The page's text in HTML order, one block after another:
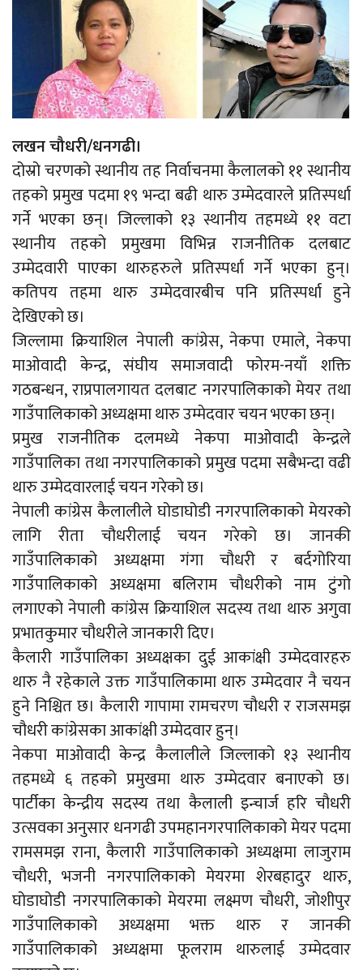
लखन चौधरी/धनगढी।
दोस्रो चरणको स्थानीय तह निर्वाचनमा कैलालको ११ स्थानीय
तहको प्रमुख पदमा १९ भन्दा बढी थारु उम्मेदवारले प्रतिस्पर्धा
गर्ने भएका छन्। जिल्लाको १३ स्थानीय तहमध्ये ११ वटा
स्थानीय तहको प्रमुखमा विभिन्न राजनीतिक दलबाट
उम्मेदवारी पाएका थारुहरुले प्रतिस्पर्धा गर्ने भएका हुन्।
कतिपय तहमा थारु उम्मेदवारबीच पनि प्रतिस्पर्धा हुने
देखिएको छ।
जिल्लामा क्रियाशिल नेपाली कांग्रेस, नेकपा एमाले, नेकपा
माओवादी केन्द्र, संघीय समाजवादी फोरम-नयाँ शक्ति
गठबन्धन, राप्रपालगायत दलबाट नगरपालिकाको मेयर तथा
गाउँपालिकाको अध्यक्षमा थारु उम्मेदवार चयन भएका छन्।
प्रमुख राजनीतिक दलमध्ये नेकपा माओवादी केन्द्रले
गाउँपालिका तथा नगरपालिकाको प्रमुख पदमा सबैभन्दा वढी
थारु उम्मेदवारलाई चयन गरेको छ।
नेपाली कांग्रेस कैलालीले घोडाघोडी नगरपालिकाको मेयरको
लागि रीता चौधरीलाई चयन गरेको छ। जानकी
गाउँपालिकाको अध्यक्षमा गंगा चौधरी र बर्दगोरिया
गाउँपालिकाको अध्यक्षमा बलिराम चौधरीको नाम टुंगो
लगाएको नेपाली कांग्रेस क्रियाशिल सदस्य तथा थारु अगुवा
प्रभातकुमार चौधरीले जानकारी दिए।
कैलारी गाउँपालिका अध्यक्षका दुई आकांक्षी उम्मेदवारहरु
थारु नै रहेकाले उक्त गाउँपालिकामा थारु उम्मेदवार नै चयन
हुने निश्चित छ। कैलारी गापामा रामचरण चौधरी र राजसमझ
चौधरी कांग्रेसका आकांक्षी उम्मेदवार हुन्।
नेकपा माओवादी केन्द्र कैलालीले जिल्लाको १३ स्थानीय
तहमध्ये ६ तहको प्रमुखमा थारु उम्मेदवार बनाएको छ।
पार्टीका केन्द्रीय सदस्य तथा कैलाली इन्चार्ज हरि चौधरी
उत्सवका अनुसार धनगढी उपमहानगरपालिकाको मेयर पदमा
रामसमझ राना, कैलारी गाउँपालिकाको अध्यक्षमा लाजुराम
चौधरी, भजनी नगरपालिकाको मेयरमा शेरबहादुर थारु,
घोडाघोडी नगरपालिकाको मेयरमा लक्ष्मण चौधरी, जोशीपुर
गाउँपालिकाको अध्यक्षमा भक्त थारु र जानकी
गाउँपालिकाको अध्यक्षमा फूलराम थारुलाई उम्मेदवार